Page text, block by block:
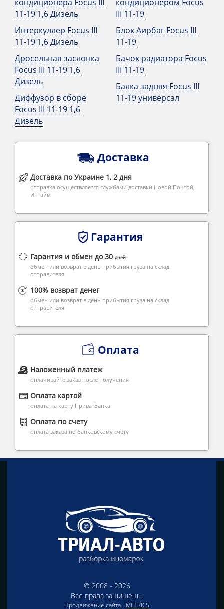
кондиционера Focus III
11-19 1,6 Дизель
Интеркуллер Focus III
11-19 1,6 Дизель
Дросельная заслонка
Focus III 11-19 1,6
Дизель
Диффузор в сборе
Focus III 11-19 1,6
Дизель
кондиционером Focus
III 11-19
Блок Аирбаг Focus III
11-19
Бачок радиатора Focus
III 11-19
Балка задняя Focus III
11-19 универсал
Доставка
Доставка по Украине 1, 2 дня
отправка осуществляется службами доставки Новой Почтой,
Интайм
Гарантия
Гарантия и обмен до 30 дней
обмен или возврат в день прибытия груза на склад
отправителя
100% возврат денег
обмен или возврат в день прибытия груза на склад
отправителя
Оплата
Наложенный платеж
оплачивайте заказ после получения
Оплата картой
оплата на карту ПриватБанка
Оплата по счету
оплата заказа по банковскому счету
© 2008 - 2026
Все права защищены.
Продвижение сайта - METRICS